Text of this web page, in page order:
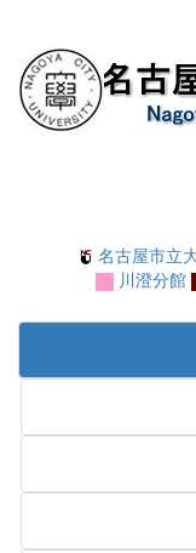
名古屋市立
川澄分館